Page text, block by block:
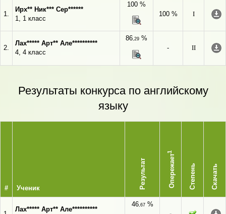
1.
Ирх** Ник*** Сер******
1, 1 класс
100 %
100 %
I
2.
Лах***** Арт** Але**********
4, 4 класс
86,29 %
-
II
Результаты конкурса по английскому
языку
# Ученик Результат Опережает
1
Степень Скачать
Лах***** Арт** Але**********
46,67%